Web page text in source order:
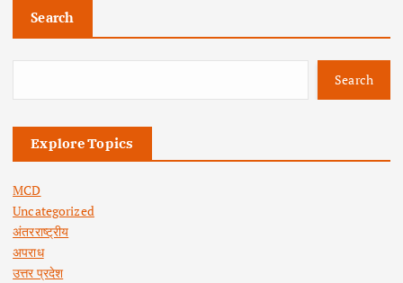
Search
Search
Explore Topics
MCD
Uncategorized
अंतरराष्ट्रीय
अपराध
उत्तर प्रदेश